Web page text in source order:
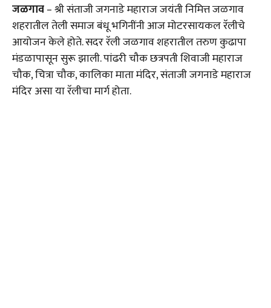
जळगाव– श्री संताजी जगनाडे महाराज जयंती निमित्त जळगाव
शहरातील तेली समाज बंधू भगिनींनी आज मोटरसायकल रॅलीचे
आयोजन केले होते. सदर रॅली जळगाव शहरातील तरुण कुढापा
मंडळापासून सुरू झाली. पांढरी चौक छत्रपती शिवाजी महाराज
चौक, चित्रा चौक, कालिका माता मंदिर, संताजी जगनाडे महाराज
मंदिर असा या रॅलीचा मार्ग होता.